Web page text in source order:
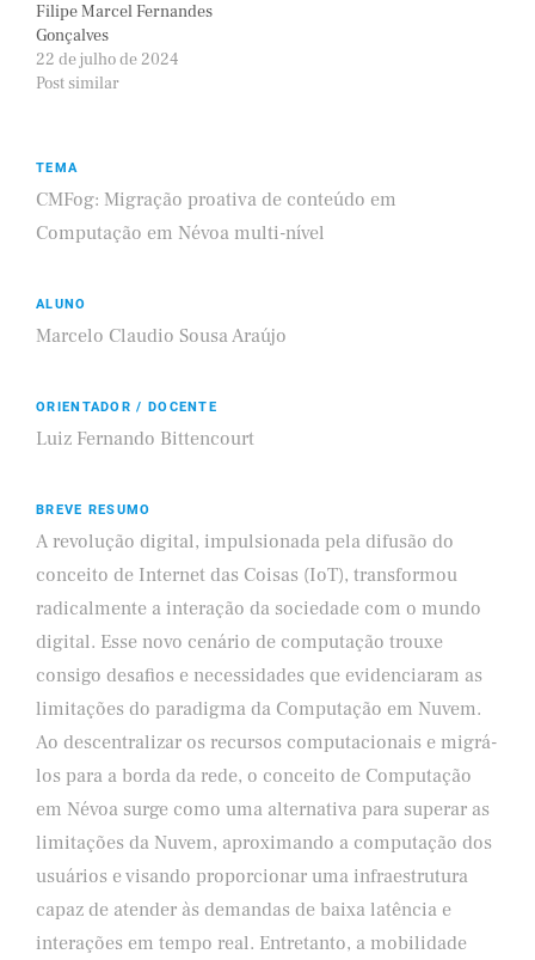
Filipe Marcel Fernandes
Gonçalves
22 de julho de 2024
Post similar
TEMA
CMFog: Migração proativa de conteúdo em
Computação em Névoa multi-nível
ALUNO
Marcelo Claudio Sousa Araújo
ORIENTADOR / DOCENTE
Luiz Fernando Bittencourt
BREVE RESUMO
A revolução digital, impulsionada pela difusão do
conceito de Internet das Coisas (IoT), transformou
radicalmente a interação da sociedade com o mundo
digital. Esse novo cenário de computação trouxe
consigo desafios e necessidades que evidenciaram as
limitações do paradigma da Computação em Nuvem.
Ao descentralizar os recursos computacionais e migrá-
los para a borda da rede, o conceito de Computação
em Névoa surge como uma alternativa para superar as
limitações da Nuvem, aproximando a computação dos
usuários e visando proporcionar uma infraestrutura
capaz de atender às demandas de baixa latência e
interações em tempo real. Entretanto, a mobilidade